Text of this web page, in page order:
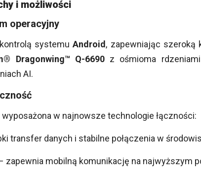
i możliwości
operacyjny
kontrolą systemuAndroid, zapewniając szeroką
Dragonwing™ Q-6690z ośmioma rdzeniami
AI.
wyposażona w najnowsze technologie łączności:
transfer danych i stabilne połączenia w
zapewnia mobilną komunikację na najwyższym